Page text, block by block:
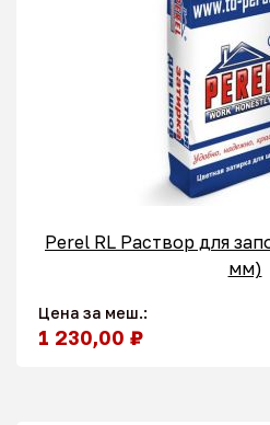
Perel RL Раствор для
мм)
Цена за меш.:
1 230,00 ₽